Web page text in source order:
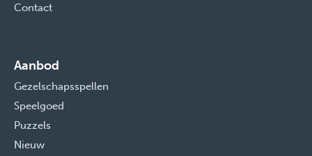
Contact
Aanbod
Gezelschapsspellen
Speelgoed
Puzzels
Nieuw